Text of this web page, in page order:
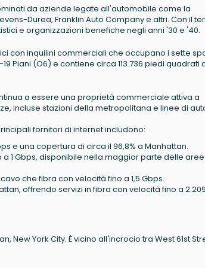
da aziende legate all'automobile come la
Durea, Franklin Auto Company e altri. Con il
e organizzazioni benefiche negli anni '30 e '40.
con inquilini commerciali che occupano i sette
Piani (O6) e contiene circa 113.736 piedi quadrati
a essere una proprietà commerciale attiva a
incluse stazioni della metropolitana e linee di
fornitori di internet includono:
e una copertura di circa il 96,8% a Manhattan.
1 Gbps, disponibile nella maggior parte delle
che fibra con velocità fino a 1,5 Gbps.
offrendo servizi in fibra con velocità fino a 2.209
New York City. È vicino all'incrocio tra West 61st